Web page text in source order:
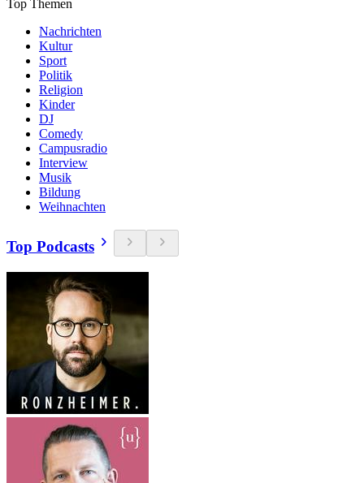
Top Themen
Nachrichten
Kultur
Sport
Politik
Religion
Kinder
DJ
Comedy
Campusradio
Interview
Musik
Bildung
Weihnachten
Top Podcasts